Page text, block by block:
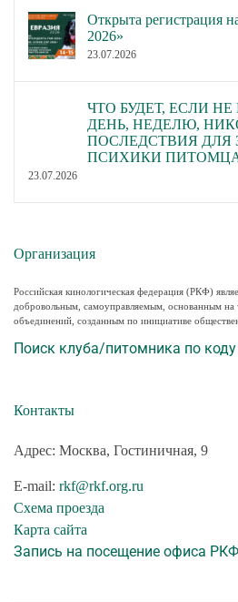
Открыта регистрация
2026»
23.07.2026
ЧТО БУДЕТ, ЕСЛИ
ДЕНЬ, НЕДЕЛЮ,
ПОСЛЕДСТВИЯ ДЛЯ
ПСИХИКИ
23.07.2026
Организация
Российская кинологическая федерация (РКФ)
добровольным, самоуправляемым, основанным на
объединений, созданным по инициативе
Поиск клуба/питомника по
Контакты
Адрес: Москва, Гостиничная, 9
E-mail: rkf@rkf.org.ru
Схема проезда
Карта сайта
Запись на посещение офиса